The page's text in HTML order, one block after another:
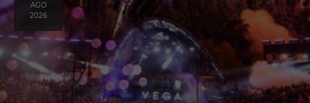
AGO
2026